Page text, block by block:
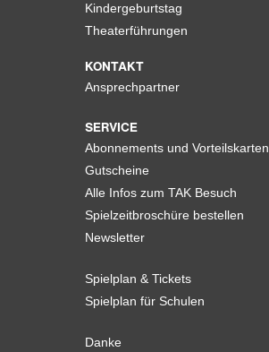
Kindergeburtstag
Theaterführungen
KONTAKT
Ansprechpartner
SERVICE
Abonnements und Vorteilskarten
Gutscheine
Alle Infos zum TAK Besuch
Spielzeitbroschüre bestellen
Newsletter
Spielplan & Tickets
Spielplan für Schulen
Danke